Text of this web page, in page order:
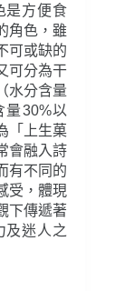
是方便食
角色，雖
可或缺的
可分為干
水分含量
量30%以
「上生菓
會融入詩
有不同的
受，體現
下傳遞著
及迷人之